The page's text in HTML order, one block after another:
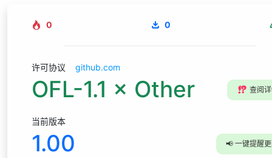
0 0
许可协议 github.com
OFL-1.1 × Other ⁉️ 查阅
当前版本
1.00 📢 一键提醒